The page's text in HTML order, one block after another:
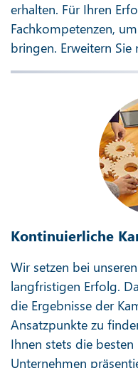
erhalten. Für Ihren
Fachkompetenzen,
bringen. Erweitern
Kontinuierliche
Wir setzen bei
langfristigen Erfolg.
die Ergebnisse der
Ansatzpunkte zu
Ihnen stets die
Unternehmen